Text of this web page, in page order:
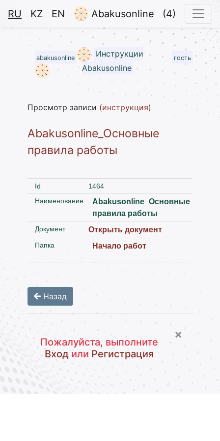
RU KZ EN Abakusonline (4)
abakusonline
Инструкции
Abakusonline
гость
Просмотр записи (инструкция)
Abakusonline_Основные
правила работы
Id
1464
Наименование
Abakusonline_Основные
правила работы
Документ Открыть документ
Папка Начало работ
Назад
Пожалуйста, выполните
Вход или Регистрация
×